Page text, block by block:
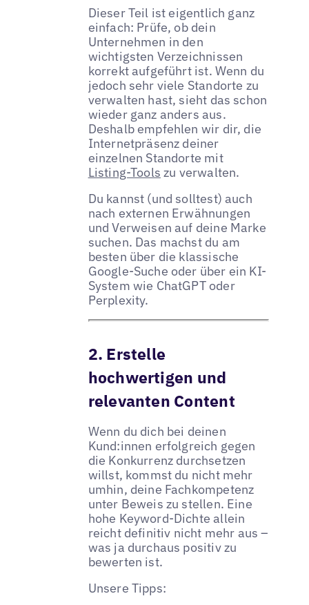
Dieser Teil ist eigentlich ganz
einfach: Prüfe, ob dein
Unternehmen in den
wichtigsten Verzeichnissen
korrekt aufgeführt ist. Wenn du
jedoch sehr viele Standorte zu
verwalten hast, sieht das schon
wieder ganz anders aus.
Deshalb empfehlen wir dir, die
Internetpräsenz deiner
einzelnen Standorte mit
Listing-Tools zu verwalten.
Du kannst (und solltest) auch
nach externen Erwähnungen
und Verweisen auf deine Marke
suchen. Das machst du am
besten über die klassische
Google-Suche oder über ein KI-
System wie ChatGPT oder
Perplexity.
2. Erstelle
hochwertigen und
relevanten Content
Wenn du dich bei deinen
Kund:innen erfolgreich gegen
die Konkurrenz durchsetzen
willst, kommst du nicht mehr
umhin, deine Fachkompetenz
unter Beweis zu stellen. Eine
hohe Keyword-Dichte allein
reicht definitiv nicht mehr aus –
was ja durchaus positiv zu
bewerten ist.
Unsere Tipps: